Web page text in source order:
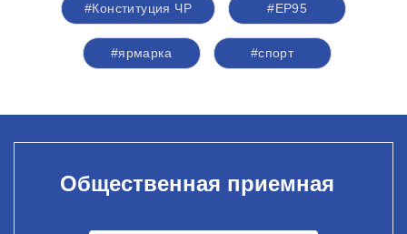
#Конституция ЧР #ЕР95
#ярмарка #спорт
Общественная приемная